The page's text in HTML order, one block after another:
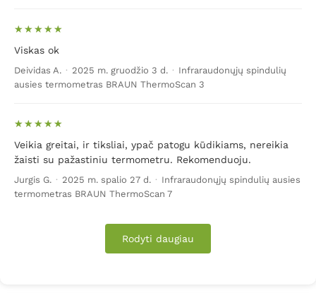
Viskas ok
Deividas A. · 2025 m. gruodžio 3 d. · Infraraudonųjų spindulių
ausies termometras BRAUN ThermoScan 3
Veikia greitai, ir tiksliai, ypač patogu kūdikiams, nereikia
žaisti su pažastiniu termometru. Rekomenduoju.
Jurgis G. · 2025 m. spalio 27 d. · Infraraudonųjų spindulių ausies
termometras BRAUN ThermoScan 7
Rodyti daugiau